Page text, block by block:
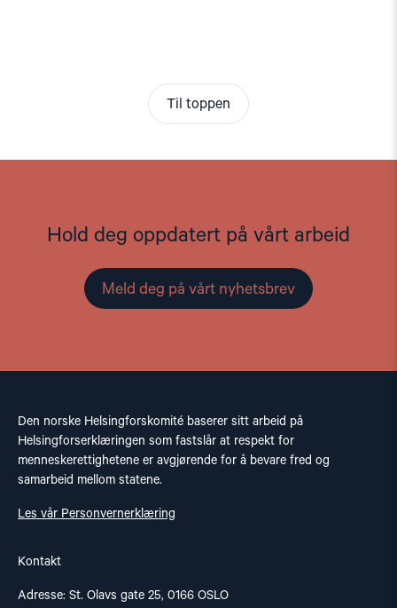
Til toppen
Hold deg oppdatert på vårt arbeid
Meld deg på vårt nyhetsbrev
Den norske Helsingforskomité baserer sitt arbeid på
Helsingforserklæringen som fastslår at respekt for
menneskerettighetene er avgjørende for å bevare fred og
samarbeid mellom statene.
Les vår Personvernerklæring
Kontakt
Adresse: St. Olavs gate 25, 0166 OSLO